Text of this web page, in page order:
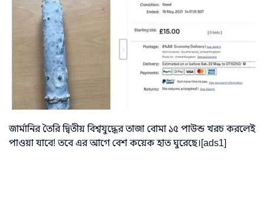
জার্মানির তৈরি দ্বিতীয় বিশ্বযুদ্ধের তাজা বোমা ১৫ পাউন্ড খরচ করলেই
পাওয়া যাবে! তবে এর আগে বেশ কয়েক হাত ঘুরেছে।[ads1]